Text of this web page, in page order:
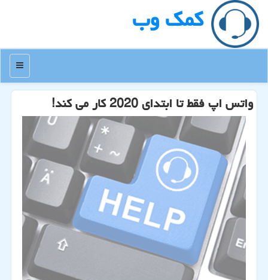
كمك وب
منو
واتس اپ فقط تا ابتدای 2020 كار می كند!